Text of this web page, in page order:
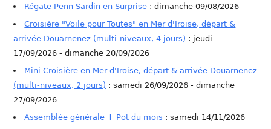
Régate Penn Sardin en Surprise : dimanche 09/08/2026
Croisière "Voile pour Toutes" en Mer d'Iroise, départ &
arrivée Douarnenez (multi-niveaux, 4 jours) : jeudi
17/09/2026 - dimanche 20/09/2026
Mini Croisière en Mer d'Iroise, départ & arrivée Douarnenez
(multi-niveaux, 2 jours) : samedi 26/09/2026 - dimanche
27/09/2026
Assemblée générale + Pot du mois : samedi 14/11/2026